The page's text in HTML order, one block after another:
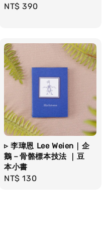
Regular
NT$ 390
▹ 李瑋恩 Lee Weien｜企
鵝－骨骼標本技法 ｜豆
本小書
Regular
NT$ 130